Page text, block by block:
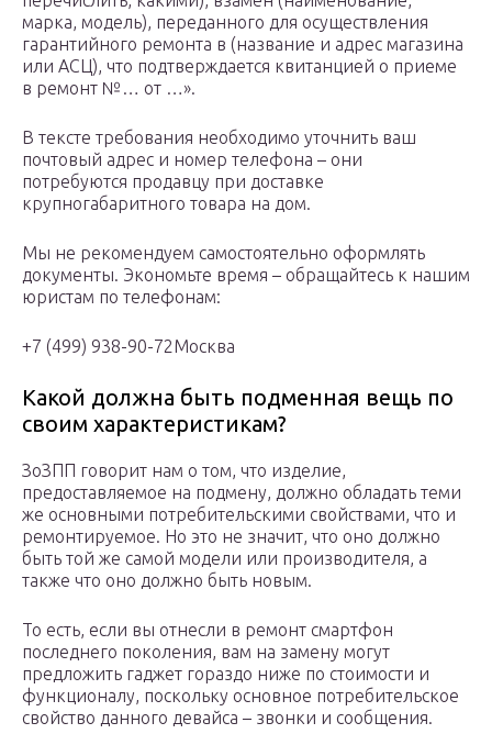
марка, модель), переданного для осуществления
гарантийного ремонта в (название и адрес магазина
или АСЦ), что подтверждается квитанцией о приеме
в ремонт №… от …».
В тексте требования необходимо уточнить ваш
почтовый адрес и номер телефона – они
потребуются продавцу при доставке
крупногабаритного товара на дом.
Мы не рекомендуем самостоятельно оформлять
документы. Экономьте время – обращайтесь к нашим
юристам по телефонам:
+7 (499) 938-90-72Москва
Какой должна быть подменная вещь по
своим характеристикам?
ЗоЗПП говорит нам о том, что изделие,
предоставляемое на подмену, должно обладать теми
же основными потребительскими свойствами, что и
ремонтируемое. Но это не значит, что оно должно
быть той же самой модели или производителя, а
также что оно должно быть новым.
То есть, если вы отнесли в ремонт смартфон
последнего поколения, вам на замену могут
предложить гаджет гораздо ниже по стоимости и
функционалу, поскольку основное потребительское
свойство данного девайса – звонки и сообщения.